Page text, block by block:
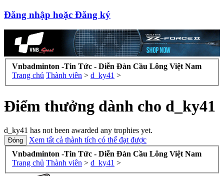
Đăng nhập hoặc Đăng ký
Vnbadminton -Tin Tức - Diễn Đàn Cầu Lông Việt Nam
Trang chủ Thành viên > d_ky41 >
Điểm thưởng dành cho d_ky41
d_ky41 has not been awarded any trophies yet.
Xem tất cả thành tích có thể đạt được
Vnbadminton -Tin Tức - Diễn Đàn Cầu Lông Việt Nam
Trang chủ Thành viên > d_ky41 >